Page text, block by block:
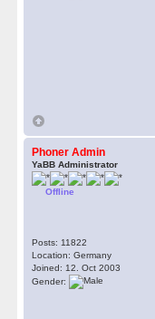
Phoner Admin
YaBB Administrator
Offline
Posts: 11822
Location: Germany
Joined: 12. Oct 2003
Gender: